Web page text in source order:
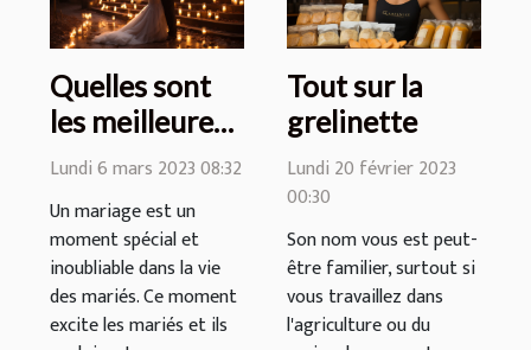
Quelles sont
les meilleures
images pour
mémorable
votre mariage
?
Lundi 6 mars 2023 08:32
Un mariage est un
moment spécial et
inoubliable dans la vie
des mariés. Ce moment
excite les mariés et ils
Tout sur la
grelinette
Lundi 20 février 2023
00:30
Son nom vous est peut-
être familier, surtout si
vous travaillez dans
l'agriculture ou du